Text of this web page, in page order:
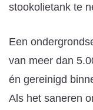
stookolietank te
Een
van meer dan
én gereinigd
Als het saneren